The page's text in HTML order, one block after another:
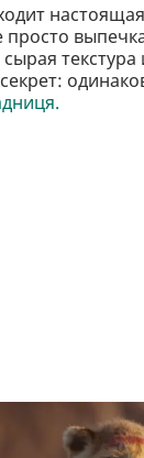
просто